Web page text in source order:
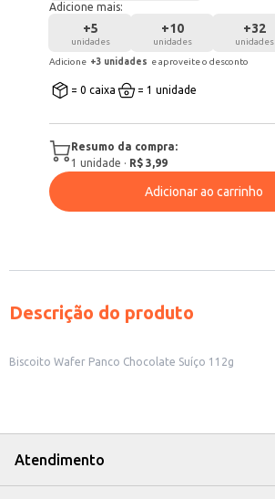
Adicione mais:
+5
unidades
+10
unidades
+32
unidades
Adicione +3 unidades e aproveite o desconto
= 0 caixa = 1 unidade
Resumo da compra:
1 unidade · R$ 3,99
Adicionar ao carrinho
Descrição do produto
Biscoito Wafer Panco Chocolate Suíço 112g
Atendimento